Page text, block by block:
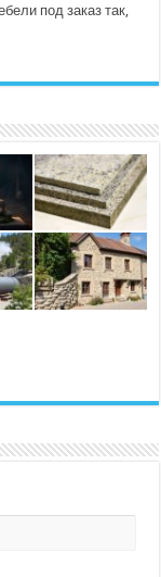
под заказ так,